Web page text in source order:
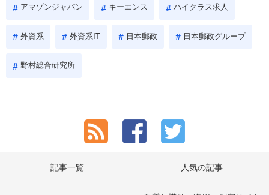
アマゾンジャパン キーエンス ハイクラス求人
外資系 外資系IT 日本郵政 日本郵政グループ
野村総合研究所
記事一覧 人気の記事